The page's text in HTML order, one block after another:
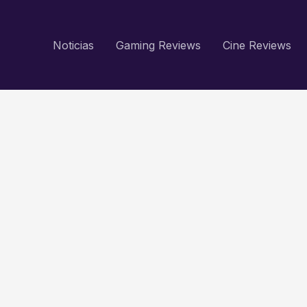
Noticias Gaming Reviews Cine Reviews